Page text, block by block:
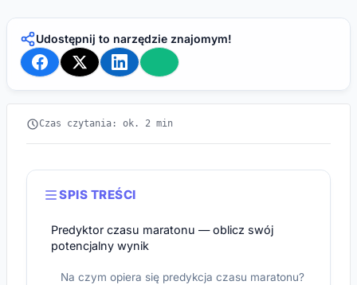
Udostępnij to narzędzie znajomym!
Czas czytania: ok. 2 min
SPIS TREŚCI
Predyktor czasu maratonu — oblicz swój
potencjalny wynik
Na czym opiera się predykcja czasu maratonu?